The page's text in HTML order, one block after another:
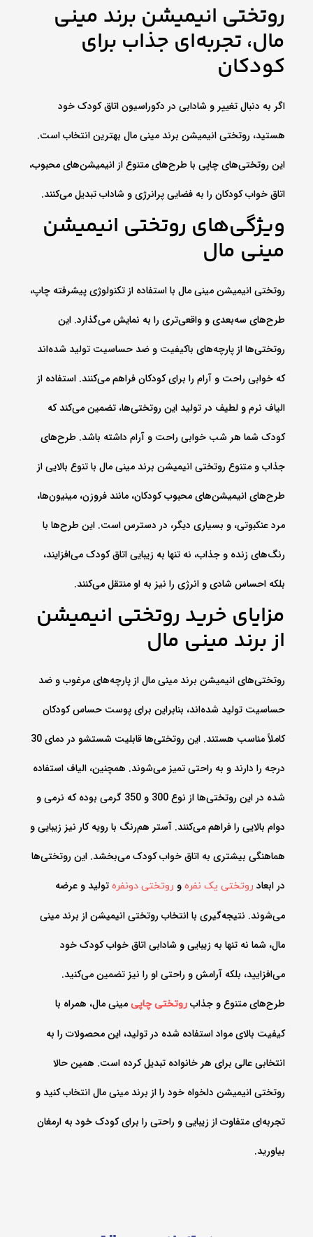
روتختی انیمیشن برند مینی
مال، تجربه‌ای جذاب برای
کودکان
اگر به دنبال تغییر و شادابی در دکوراسیون اتاق کودک خود
هستید، روتختی انیمیشن برند مینی مال بهترین انتخاب است.
این روتختی‌های چاپی با طرح‌های متنوع از انیمیشن‌های محبوب،
اتاق خواب کودکان را به فضایی پرانرژی و شاداب تبدیل می‌کنند.
ویژگی‌های روتختی انیمیشن
مینی مال
روتختی انیمیشن مینی مال با استفاده از تکنولوژی پیشرفته چاپ،
طرح‌های سه‌بعدی و واقعی‌تری را به نمایش می‌گذارد. این
روتختی‌ها از پارچه‌های باکیفیت و ضد حساسیت تولید شده‌اند
که خوابی راحت و آرام را برای کودکان فراهم می‌کنند. استفاده از
الیاف نرم و لطیف در تولید این روتختی‌ها، تضمین می‌کند که
کودک شما هر شب خوابی راحت و آرام داشته باشد. طرح‌های
جذاب و متنوع روتختی انیمیشن برند مینی مال با تنوع بالایی از
طرح‌های انیمیشن‌های محبوب کودکان، مانند فروزن، مینیون‌ها،
مرد عنکبوتی، و بسیاری دیگر، در دسترس است. این طرح‌ها با
رنگ‌های زنده و جذاب، نه تنها به زیبایی اتاق کودک می‌افزایند،
بلکه احساس شادی و انرژی را نیز به او منتقل می‌کنند.
مزایای خرید روتختی انیمیشن
از برند مینی مال
روتختی‌های انیمیشن برند مینی مال از پارچه‌های مرغوب و ضد
حساسیت تولید شده‌اند، بنابراین برای پوست حساس کودکان
کاملاً مناسب هستند. این روتختی‌ها قابلیت شستشو در دمای 30
درجه را دارند و به راحتی تمیز می‌شوند. همچنین، الیاف استفاده
شده در این روتختی‌ها از نوع 300 و 350 گرمی بوده که نرمی و
دوام بالایی را فراهم می‌کنند. آستر هم‌رنگ با رویه کار نیز زیبایی و
هماهنگی بیشتری به اتاق خواب کودک می‌بخشد. این روتختی‌ها
در ابعاد روتختی یک نفره و روتختی دونفره تولید و عرضه
می‌شوند. نتیجه‌گیری با انتخاب روتختی انیمیشن از برند مینی
مال، شما نه تنها به زیبایی و شادابی اتاق خواب کودک خود
می‌افزایید، بلکه آرامش و راحتی او را نیز تضمین می‌کنید.
طرح‌های متنوع و جذاب روتختی‌ چاپی مینی مال، همراه با
کیفیت بالای مواد استفاده شده در تولید، این محصولات را به
انتخابی عالی برای هر خانواده تبدیل کرده است. همین حالا
روتختی انیمیشن دلخواه خود را از برند مینی مال انتخاب کنید و
تجربه‌ای متفاوت از زیبایی و راحتی را برای کودک خود به ارمغان
بیاورید.